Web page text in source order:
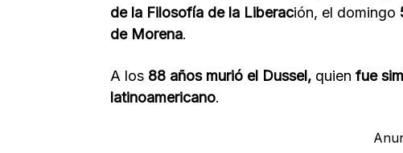
de la Filosofía de la Liberación, el domingo
de Morena.
A los 88 años murió el Dussel, quien fue
latinoamericano.